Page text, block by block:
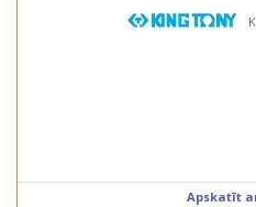
Apskatīt